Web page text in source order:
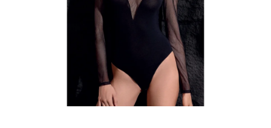
Jak nakupovat
Obchodní podmínky
Podmínky ochrany osobních údajů
Napište nám
Reklamace a vrácení zboží